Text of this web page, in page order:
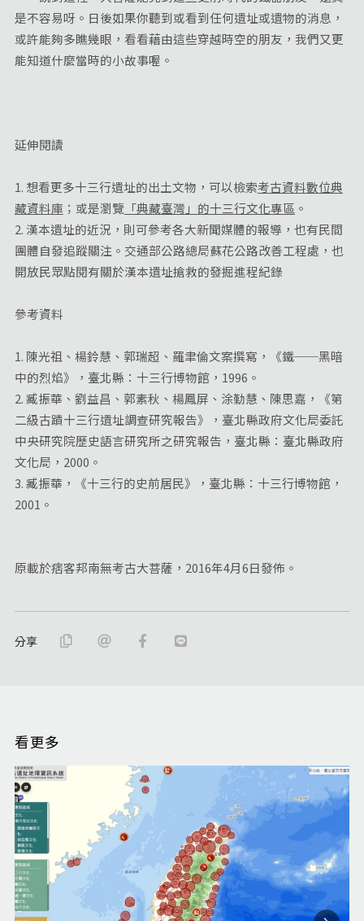
是不容易呀。日後如果你聽到或看到任何遺址或遺物的消息，
或許能夠多瞧幾眼，看看藉由這些穿越時空的朋友，我們又更
能知道什麼當時的小故事喔。
延伸閱讀
1. 想看更多十三行遺址的出土文物，可以檢索考古資料數位典
藏資料庫 ；或是瀏覽 「典藏臺灣」的十三行文化專區 。
2. 漢本遺址的近況，則可參考各大新聞媒體的報導，也有民間
團體自發追蹤關注。交通部公路總局蘇花公路改善工程處，也
開放民眾點閱有關於漢本遺址搶救的發掘進程紀錄
參考資料
1. 陳光祖、楊鈴慧、郭瑞超、羅聿倫文案撰寫，《鐵──黑暗
中的烈焰》，臺北縣：十三行博物館，1996。
2. 臧振華、劉益昌、郭素秋、楊鳳屏、涂勤慧、陳思嘉，《第
二級古蹟十三行遺址調查研究報告》，臺北縣政府文化局委託
中央研究院歷史語言研究所之研究報告，臺北縣：臺北縣政府
文化局，2000。
3. 臧振華，《十三行的史前居民》，臺北縣：十三行博物館，
2001。
原載於痞客邦南無考古大菩薩，2016年4月6日發佈。
分享
看更多